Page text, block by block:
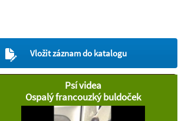
Vložit záznam do katalogu
Psí videa
Ospalý francouzký buldoček